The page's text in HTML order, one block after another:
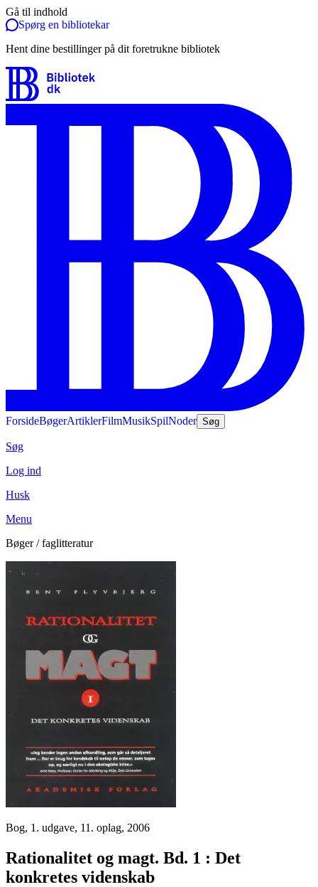
Gå til indhold
Spørg en bibliotekar
Hent dine bestillinger på dit foretrukne bibliotek
ForsideBøgerArtiklerFilmMusikSpilNoder Søg
Søg
Log ind
Husk
Menu
Bøger / faglitteratur
Bog, 1. udgave, 11. oplag, 2006
Rationalitet og magt. Bd. 1 : Det
konkretes videnskab